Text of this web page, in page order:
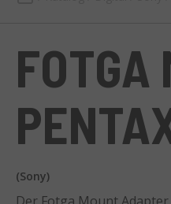
FOTGA
(Sony)